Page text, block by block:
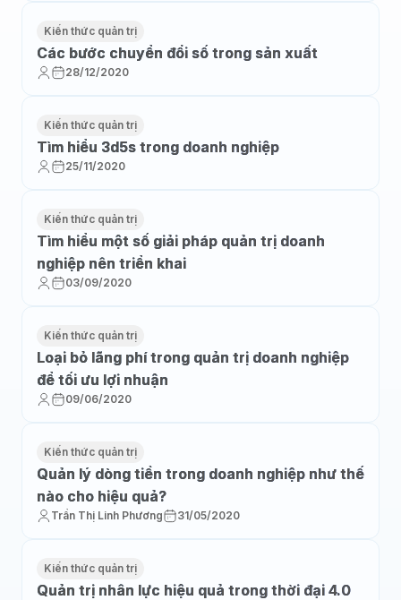
Kiến thức quản trị
Các bước chuyển đổi số trong sản xuất
28/12/2020
Kiến thức quản trị
Tìm hiểu 3d5s trong doanh nghiệp
25/11/2020
Kiến thức quản trị
Tìm hiểu một số giải pháp quản trị doanh
nghiệp nên triển khai
03/09/2020
Kiến thức quản trị
Loại bỏ lãng phí trong quản trị doanh nghiệp
để tối ưu lợi nhuận
09/06/2020
Kiến thức quản trị
Quản lý dòng tiền trong doanh nghiệp như thế
nào cho hiệu quả?
Trần Thị Linh Phương 31/05/2020
Kiến thức quản trị
Quản trị nhân lực hiệu quả trong thời đại 4.0